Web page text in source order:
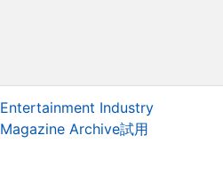
Entertainment Industry
Magazine Archive試用